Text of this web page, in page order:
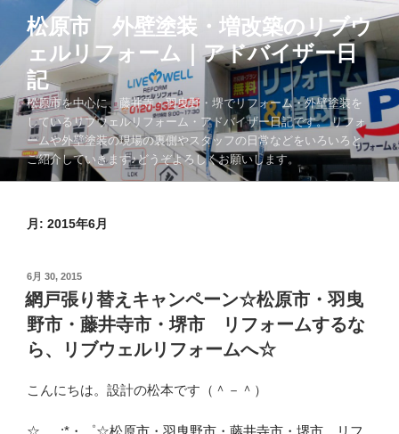
テ
ツ
へ
キ
ッ
松原市 外壁塗装・増改築のリブウ
ェルリフォーム｜アドバイザー日
記
松原市を中心に、藤井寺・羽曳野・堺でリフォーム・外壁塗装を
しているリブウェルリフォーム・アドバイザー日記です。 リフォ
ームや外壁塗装の現場の裏側やスタッフの日常などをいろいろと
ご紹介していきます♪どうぞよろしくお願いします。
月: 2015年6月
投
稿
日:
6月 30, 2015
網戸張り替えキャンペーン☆松原市・羽曳
野市・藤井寺市・堺市 リフォームするな
ら、リブウェルリフォームへ☆
こんにちは。設計の松本です（＾－＾）